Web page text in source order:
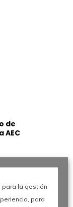
de
AEC
para la gestión
para